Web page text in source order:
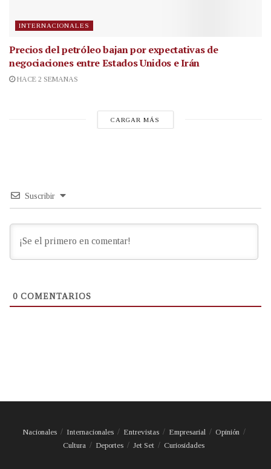
INTERNACIONALES
Precios del petróleo bajan por expectativas de
negociaciones entre Estados Unidos e Irán
HACE 2 SEMANAS
CARGAR MÁS
Suscribir
0 COMENTARIOS
Nacionales Internacionales Entrevistas Empresarial
Opinión
Cultura
Deportes Jet Set Curiosidades